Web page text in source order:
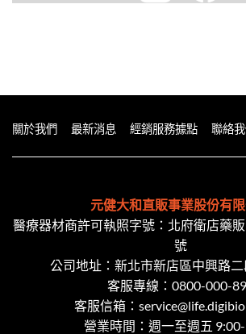
關於我們 最新消息 經銷服務據點 聯絡
元健大和直販事業股份有
醫療器材商許可執照字號：北府衛店藥
號
公司地址：新北市新店區中興路
客服專線： 0800-000-
客服信箱：
營業時間：週一至週五